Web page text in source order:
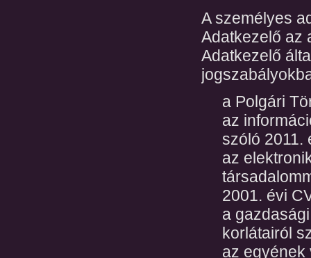
A személyes
Adatkezelő az
Adatkezelő
a Polgári
az
szóló 2011.
az
2001. évi
a
korlátairól
az egyének